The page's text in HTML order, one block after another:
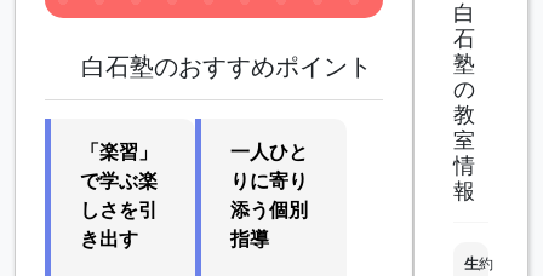
白石塾のおすすめポイント
「楽習」
で学ぶ楽
しさを引
き出す
一人ひと
りに寄り
添う個別
指導
白
石
塾
の
教
室
情
報
生約